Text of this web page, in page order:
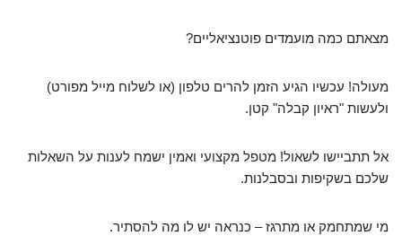
מצאתם כמה מועמדים פוטנציאליים?
מעולה! עכשיו הגיע הזמן להרים טלפון (או לשלוח מייל מפורט)
ולעשות "ראיון קבלה" קטן.
אל תתביישו לשאול! מטפל מקצועי ואמין ישמח לענות על השאלות
שלכם בשקיפות ובסבלנות.
מי שמתחמק או מתרגז – כנראה יש לו מה להסתיר.